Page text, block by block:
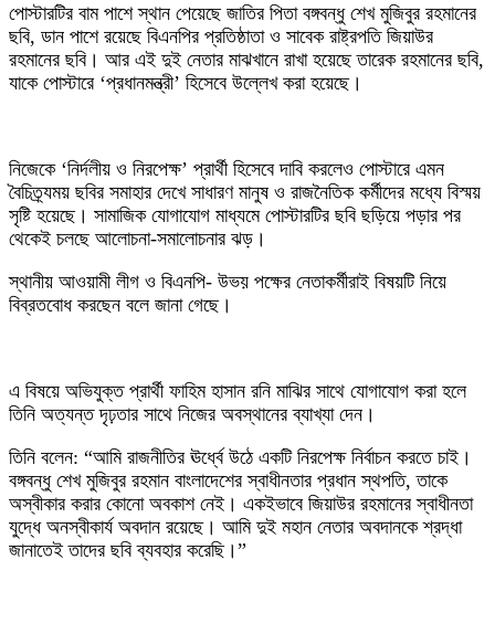
‎পোস্টারটির বাম পাশে স্থান পেয়েছে জাতির পিতা বঙ্গবন্ধু শেখ মুজিবুর রহমানের
ছবি, ডান পাশে রয়েছে বিএনপির প্রতিষ্ঠাতা ও সাবেক রাষ্ট্রপতি জিয়াউর
রহমানের ছবি। আর এই দুই নেতার মাঝখানে রাখা হয়েছে তারেক রহমানের ছবি,
যাকে পোস্টারে ‘প্রধানমন্ত্রী’ হিসেবে উল্লেখ করা হয়েছে।
‎নিজেকে ‘নির্দলীয় ও নিরপেক্ষ’ প্রার্থী হিসেবে দাবি করলেও পোস্টারে এমন
বৈচিত্র্যময় ছবির সমাহার দেখে সাধারণ মানুষ ও রাজনৈতিক কর্মীদের মধ্যে বিস্ময়
সৃষ্টি হয়েছে। সামাজিক যোগাযোগ মাধ্যমে পোস্টারটির ছবি ছড়িয়ে পড়ার পর
থেকেই চলছে আলোচনা-সমালোচনার ঝড়।
স্থানীয় আওয়ামী লীগ ও বিএনপি- উভয় পক্ষের নেতাকর্মীরাই বিষয়টি নিয়ে
বিব্রতবোধ করছেন বলে জানা গেছে।
‎এ বিষয়ে অভিযুক্ত প্রার্থী ফাহিম হাসান রনি মাঝির সাথে যোগাযোগ করা হলে
তিনি অত্যন্ত দৃঢ়তার সাথে নিজের অবস্থানের ব্যাখ্যা দেন।
তিনি বলেন: “আমি রাজনীতির ঊর্ধ্বে উঠে একটি নিরপেক্ষ নির্বাচন করতে চাই।
বঙ্গবন্ধু শেখ মুজিবুর রহমান বাংলাদেশের স্বাধীনতার প্রধান স্থপতি, তাকে
অস্বীকার করার কোনো অবকাশ নেই। একইভাবে জিয়াউর রহমানের স্বাধীনতা
যুদ্ধে অনস্বীকার্য অবদান রয়েছে। আমি দুই মহান নেতার অবদানকে শ্রদ্ধা
জানাতেই তাদের ছবি ব্যবহার করেছি।”